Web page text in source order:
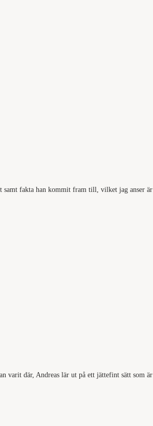
fakta han kommit fram till, vilket jag anser
varit där, Andreas lär ut på ett jättefint sätt som